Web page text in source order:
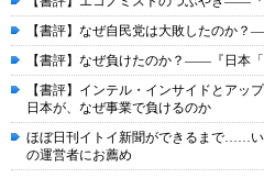
【書評】なぜ自民党は大敗したのか
【書評】なぜ負けたのか？――『日本「
【書評】インテル・インサイドとア
日本が、なぜ事業で負けるのか
ほぼ日刊イトイ新聞ができるまで……い
の運営者にお薦め